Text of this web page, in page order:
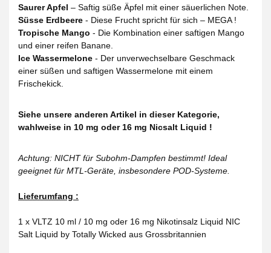
Saurer Apfel – Saftig süße Äpfel mit einer säuerlichen Note.
Süsse Erdbeere - Diese Frucht spricht für sich – MEGA !
Tropische Mango - Die Kombination einer saftigen Mango
und einer reifen Banane.
Ice Wassermelone - Der unverwechselbare Geschmack
einer süßen und saftigen Wassermelone mit einem
Frischekick.
Siehe unsere anderen Artikel in dieser Kategorie,
wahlweise in 10 mg oder 16 mg Nicsalt Liquid !
Achtung: NICHT für Subohm-Dampfen bestimmt! Ideal
geeignet für MTL-Geräte, insbesondere POD-Systeme.
Lieferumfang :
1 x VLTZ 10 ml / 10 mg oder 16 mg Nikotinsalz Liquid NIC
Salt Liquid by Totally Wicked aus Grossbritannien